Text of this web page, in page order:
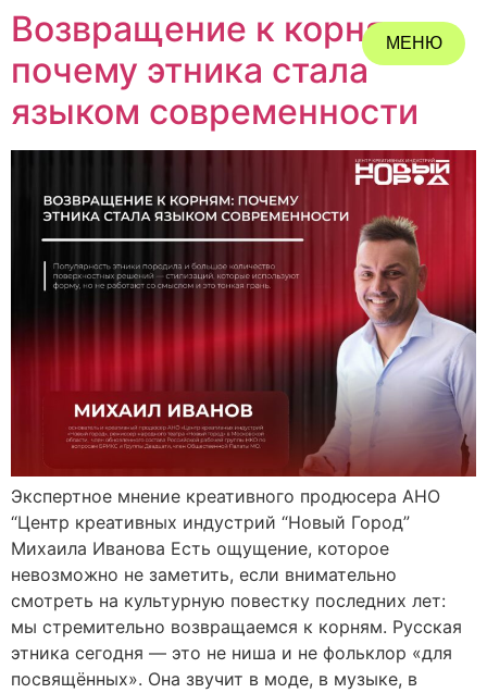
МЕНЮ
Возвращение к корням:
почему этника стала
языком современности
Экспертное мнение креативного продюсера АНО
“Центр креативных индустрий “Новый Город”
Михаила Иванова Есть ощущение, которое
невозможно не заметить, если внимательно
смотреть на культурную повестку последних лет:
мы стремительно возвращаемся к корням. Русская
этника сегодня — это не ниша и не фольклор «для
посвящённых». Она звучит в моде, в музыке, в